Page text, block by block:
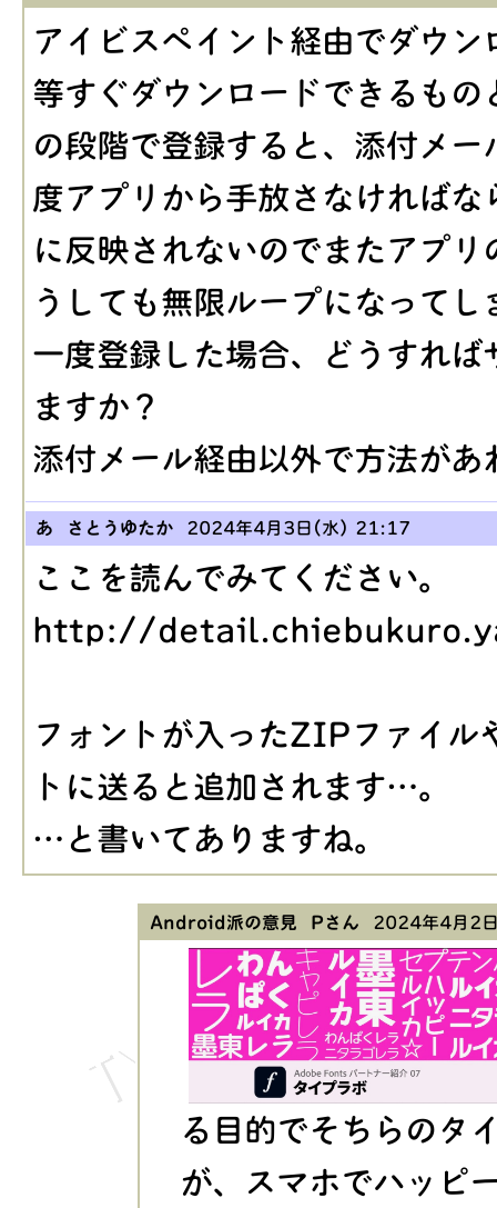
アイビスペイント経由でダウ
等すぐダウンロードできるも
の段階で登録すると、添付メ
度アプリから手放さなければ
に反映されないのでまたアプ
うしても無限ループになって
一度登録した場合、どうすれ
ますか？
添付メール経由以外で方法が
あ さとうゆたか 2024年4月3日(水) 21:17
ここを読んでみてください。
http://
フォントが入ったZIPファイル
トに送ると追加されます…。
…と書いてありますね。
Android派の意見 Pさん 2024年4月2
る目的でそちらのタ
が、スマホでハッピ